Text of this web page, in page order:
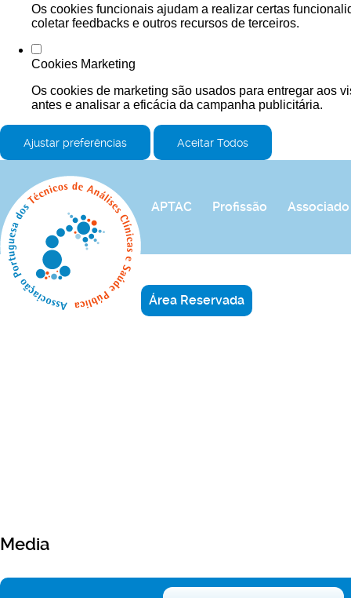
Os cookies funcionais ajudam a realizar certas
coletar feedbacks e outros recursos de terceiros.
Cookies Marketing
Os cookies de marketing são usados para entregar aos
antes e analisar a eficácia da campanha publicitária.
Ajustar preferências Aceitar Todos
APTAC Profissão Associado
Área Reservada
Media